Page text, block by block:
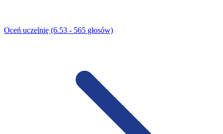
Oceń uczelnię (6.53 - 565 głosów)